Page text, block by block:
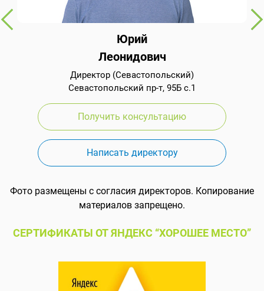
Юрий
Леонидович
Директор (Севастопольский)
Севастопольский пр-т, 95Б с.1
Получить консультацию
Написать директору
Фото размещены с согласия директоров. Копирование
материалов запрещено.
СЕРТИФИКАТЫ ОТ ЯНДЕКС “ХОРОШЕЕ МЕСТО”